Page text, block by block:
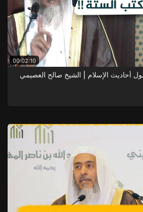
00:02:10
أحاديث الإسلام | الشيخ صالح العصيمي